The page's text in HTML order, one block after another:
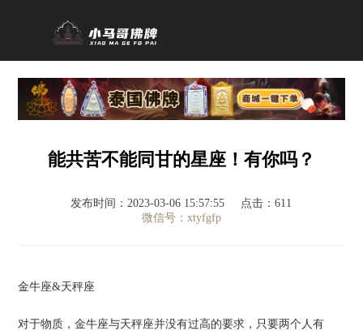
能共苦不能同甘的星座！有你吗？
发布时间：2023-03-06 15:57:55
点击：611
微信号：xtyfgfp
金牛座&天秤座
对于物质，金牛座与天秤座并没有过高的要求，只要两个人有